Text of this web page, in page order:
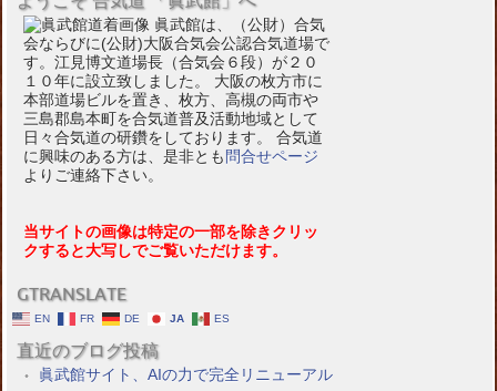
眞武館は、（公財）合気
会ならびに(公財)大阪合気会公認合気道場で
す。江見博文道場長（合気会６段）が２０
１０年に設立致しました。 大阪の枚方市に
本部道場ビルを置き、枚方、高槻の両市や
三島郡島本町を合気道普及活動地域として
日々合気道の研鑽をしております。 合気道
に興味のある方は、是非とも 問合せページ
よりご連絡下さい。
当サイトの画像は特定の一部を除きクリッ
クすると大写しでご覧いただけます。
GTRANSLATE
EN FR DE JA ES
直近のブログ投稿
眞武館サイト、AIの力で完全リニューアル